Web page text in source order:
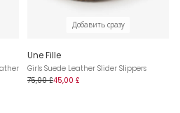
Добавить сразу
Une Fille
Girls Suede Leather Slider Slippers
75,00 £45,00 £